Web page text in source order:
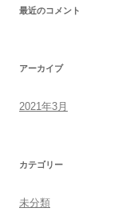
最近のコメント
アーカイブ
2021年3月
カテゴリー
未分類